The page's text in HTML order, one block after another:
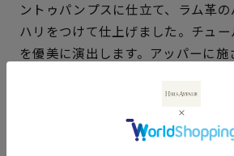
21.5cm × 在庫なし
22cm × 在庫なし
× 在庫なし
ントゥパンプスに仕立て、ラム革
ハリをつけて仕上げました。チュ
を優美に演出します。アッパーに施
た「ウェーブソール」を採用してい